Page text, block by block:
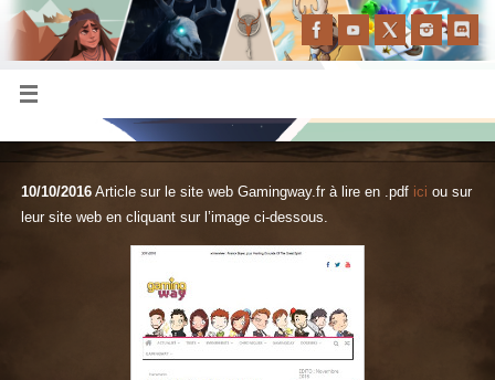
10/10/2016Article sur le site web Gamingway.fr à lire en .pdf ici ou sur
leur site web en cliquant sur l’image ci-dessous.